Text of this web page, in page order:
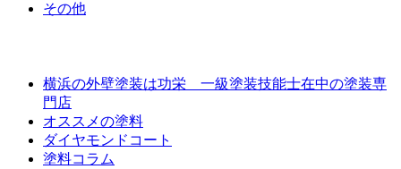
その他
横浜の外壁塗装は功栄 一級塗装技能士在中の塗装専
門店
オススメの塗料
ダイヤモンドコート
塗料コラム